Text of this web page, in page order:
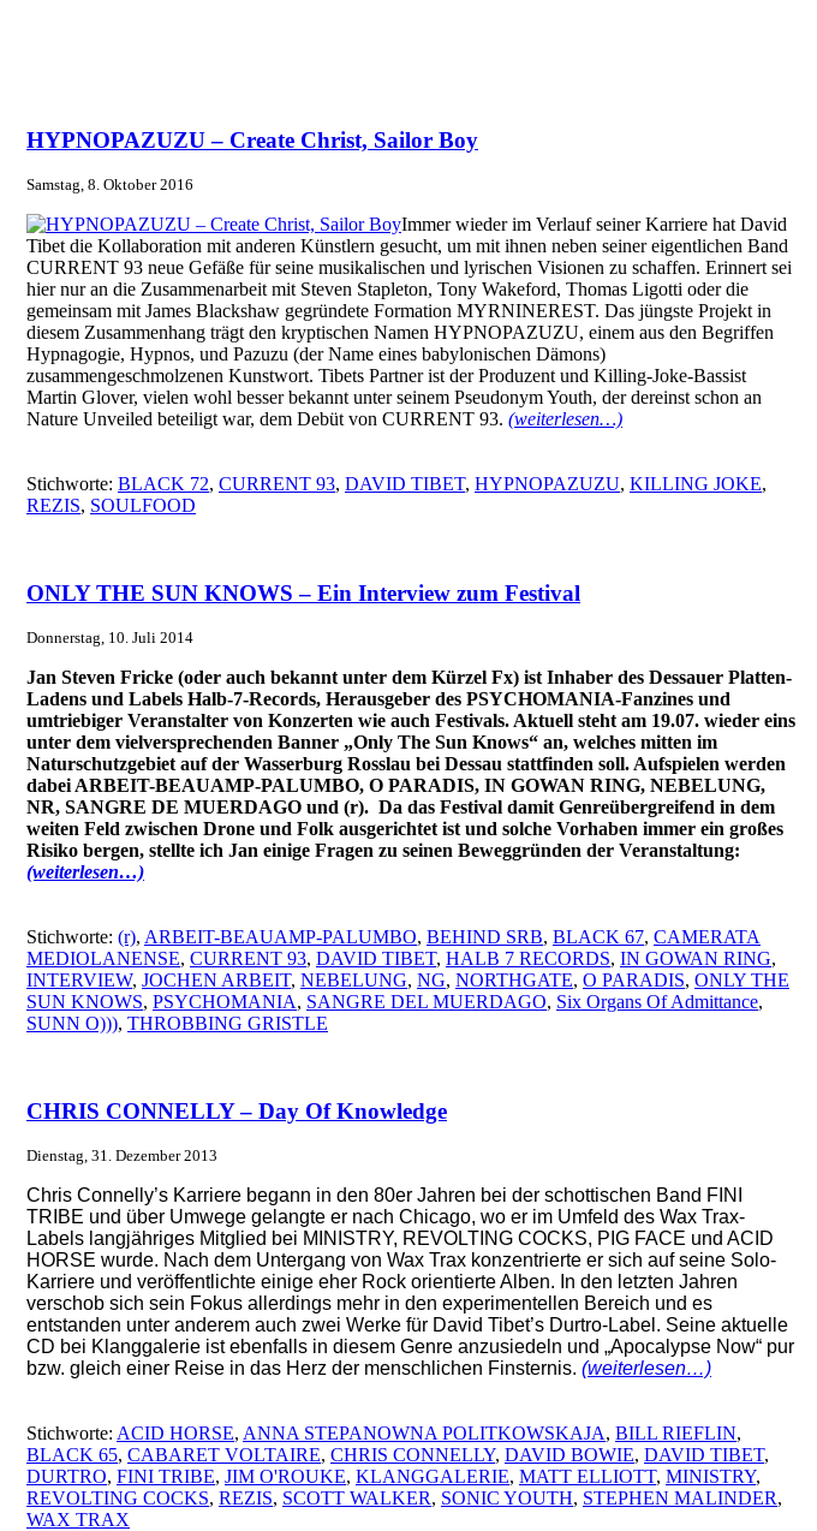
HYPNOPAZUZU – Create Christ, Sailor Boy
Samstag, 8. Oktober 2016
Immer wieder im Verlauf seiner Karriere hat David
Tibet die Kollaboration mit anderen Künstlern gesucht, um mit ihnen neben seiner eigentlichen Band
CURRENT 93 neue Gefäße für seine musikalischen und lyrischen Visionen zu schaffen. Erinnert sei
hier nur an die Zusammenarbeit mit Steven Stapleton, Tony Wakeford, Thomas Ligotti oder die
gemeinsam mit James Blackshaw gegründete Formation MYRNINEREST. Das jüngste Projekt in
diesem Zusammenhang trägt den kryptischen Namen HYPNOPAZUZU, einem aus den Begriffen
Hypnagogie, Hypnos, und Pazuzu (der Name eines babylonischen Dämons)
zusammengeschmolzenen Kunstwort. Tibets Partner ist der Produzent und Killing-Joke-Bassist
Martin Glover, vielen wohl besser bekannt unter seinem Pseudonym Youth, der dereinst schon an
Nature Unveiled beteiligt war, dem Debüt von CURRENT 93. (weiterlesen…)
Stichworte: BLACK 72, CURRENT 93, DAVID TIBET, HYPNOPAZUZU, KILLING JOKE,
REZIS, SOULFOOD
ONLY THE SUN KNOWS – Ein Interview zum Festival
Donnerstag, 10. Juli 2014
Jan Steven Fricke (oder auch bekannt unter dem Kürzel Fx) ist Inhaber des Dessauer Platten-
Ladens und Labels Halb-7-Records, Herausgeber des PSYCHOMANIA-Fanzines und
umtriebiger Veranstalter von Konzerten wie auch Festivals. Aktuell steht am 19.07. wieder eins
unter dem vielversprechenden Banner „Only The Sun Knows“ an, welches mitten im
Naturschutzgebiet auf der Wasserburg Rosslau bei Dessau stattfinden soll. Aufspielen werden
dabei ARBEIT-BEAUAMP-PALUMBO, O PARADIS, IN GOWAN RING, NEBELUNG,
NR, SANGRE DE MUERDAGO und (r). Da das Festival damit Genreübergreifend in dem
weiten Feld zwischen Drone und Folk ausgerichtet ist und solche Vorhaben immer ein großes
Risiko bergen, stellte ich Jan einige Fragen zu seinen Beweggründen der Veranstaltung:
(weiterlesen…)
Stichworte: (r), ARBEIT-BEAUAMP-PALUMBO, BEHIND SRB, BLACK 67, CAMERATA
MEDIOLANENSE, CURRENT 93, DAVID TIBET, HALB 7 RECORDS, IN GOWAN RING,
INTERVIEW, JOCHEN ARBEIT, NEBELUNG, NG, NORTHGATE, O PARADIS, ONLY THE
SUN KNOWS, PSYCHOMANIA, SANGRE DEL MUERDAGO, Six Organs Of Admittance,
SUNN O))), THROBBING GRISTLE
CHRIS CONNELLY – Day Of Knowledge
Dienstag, 31. Dezember 2013
Chris Connelly’s Karriere begann in den 80er Jahren bei der schottischen Band FINI
TRIBE und über Umwege gelangte er nach Chicago, wo er im Umfeld des Wax Trax-
Labels langjähriges Mitglied bei MINISTRY, REVOLTING COCKS, PIG FACE und ACID
HORSE wurde. Nach dem Untergang von Wax Trax konzentrierte er sich auf seine Solo-
Karriere und veröffentlichte einige eher Rock orientierte Alben. In den letzten Jahren
verschob sich sein Fokus allerdings mehr in den experimentellen Bereich und es
entstanden unter anderem auch zwei Werke für David Tibet’s Durtro-Label. Seine aktuelle
CD bei Klanggalerie ist ebenfalls in diesem Genre anzusiedeln und „Apocalypse Now“ pur
bzw. gleich einer Reise in das Herz der menschlichen Finsternis. (weiterlesen…)
Stichworte: ACID HORSE, ANNA STEPANOWNA POLITKOWSKAJA, BILL RIEFLIN,
BLACK 65, CABARET VOLTAIRE, CHRIS CONNELLY, DAVID BOWIE, DAVID TIBET,
DURTRO, FINI TRIBE, JIM O'ROUKE, KLANGGALERIE, MATT ELLIOTT, MINISTRY,
REVOLTING COCKS, REZIS, SCOTT WALKER, SONIC YOUTH, STEPHEN MALINDER,
WAX TRAX